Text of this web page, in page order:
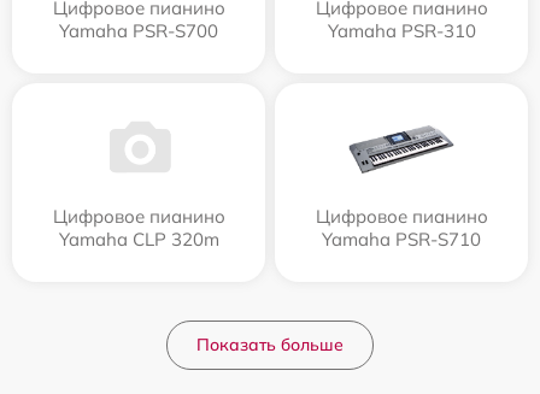
Цифровое пианино
Yamaha PSR-S700
Цифровое пианино
Yamaha PSR-310
Цифровое пианино
Yamaha CLP 320m
Цифровое пианино
Yamaha PSR-S710
Показать больше